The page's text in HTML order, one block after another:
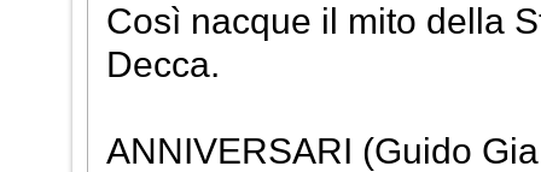
Così nacque il mito della
Decca.
ANNIVERSARI (Guido